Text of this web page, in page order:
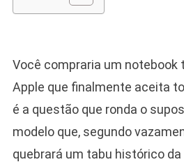
Você compraria um notebook
Apple que finalmente aceita
é a questão que ronda o
modelo que, segundo
quebrará um tabu histórico